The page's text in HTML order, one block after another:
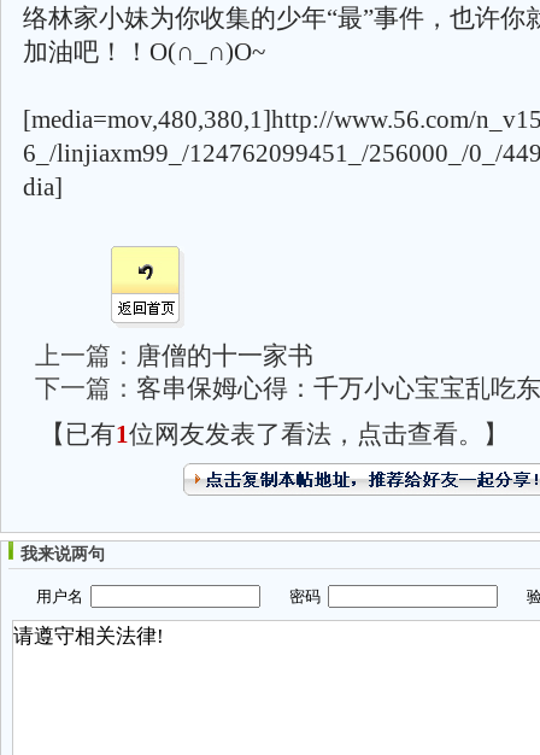
络林家小妹为你收集的少年“最”事件，也许你
加油吧！！O(∩_∩)O~
[media=mov,480,380,1]http://www.56.com/
6_/linjiaxm99_/124762099451_/256000_/0_/
dia]
上一篇： 唐僧的十一家书
下一篇： 客串保姆心得：千万小心宝宝乱吃
【已有1位网友发表了看法，点击查看。】
我来说两句
用户名 密码 验